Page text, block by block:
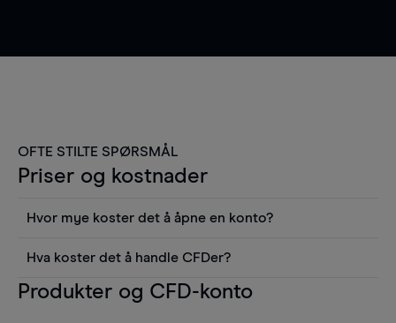
OFTE STILTE SPØRSMÅL
Priser og kostnader
Hvor mye koster det å åpne en konto?
markedet. Fra kontoen din kan du se
Hva koster det å handle CFDer?
Det er en rekke kostnader å tenke på når man
Produkter og CFD-konto